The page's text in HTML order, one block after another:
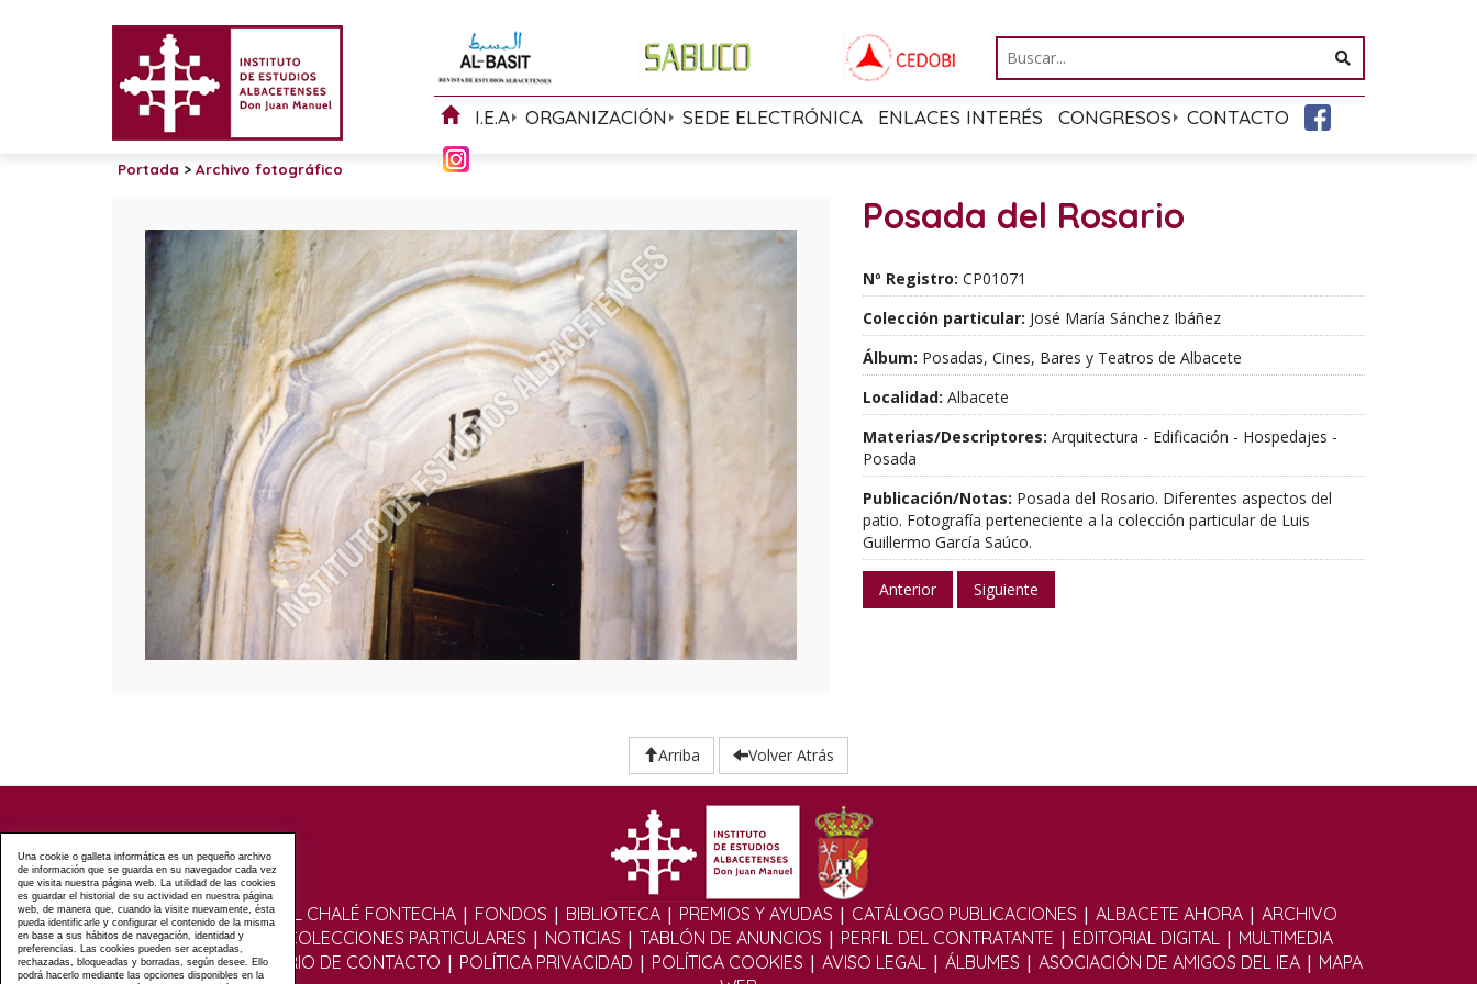
I.E.A ORGANIZACIÓN SEDE ELECTRÓNICA ENLACES INTERÉS CONGRESOS CONTACTO
Portada > Archivo fotográfico
Posada del Rosario
Nº Registro: CP01071
Colección particular: José María Sánchez Ibáñez
Álbum: Posadas, Cines, Bares y Teatros de Albacete
Localidad: Albacete
Materias/Descriptores: Arquitectura - Edificación - Hospedajes -
Posada
Publicación/Notas: Posada del Rosario. Diferentes aspectos del
patio. Fotografía perteneciente a la colección particular de Luis
Guillermo García Saúco.
Anterior Siguiente
Arriba Volver Atrás
VISITAS GUIADAS AL CHALÉ FONTECHA| FONDOS | BIBLIOTECA| PREMIOS Y AYUDAS | CATÁLOGO PUBLICACIONES | ALBACETE AHORA| ARCHIVO
FOTOGRÁFICO
COLECCIONES PARTICULARES | NOTICIAS | TABLÓN DE ANUNCIOS | PERFIL DEL CONTRATANTE | EDITORIAL DIGITAL| MULTIMEDIA
|FOROS|FORMULARIO DE CONTACTO | POLÍTICA PRIVACIDAD | POLÍTICA COOKIES | AVISO LEGAL| ÁLBUMES | ASOCIACIÓN DE AMIGOS DEL IEA| MAPA
Una cookie o galleta informática es un pequeño archivo
de información que se guarda en su navegador cada vez
que visita nuestra página web. La utilidad de las cookies
es guardar el historial de su actividad en nuestra página
web, de manera que, cuando la visite nuevamente, ésta
pueda identificarle y configurar el contenido de la misma
en base a sus hábitos de navegación, identidad y
preferencias. Las cookies pueden ser aceptadas,
rechazadas, bloqueadas y borradas, según desee. Ello
podrá hacerlo mediante las opciones disponibles en la